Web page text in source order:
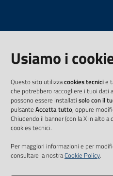
Usiamo i
Questo sito utilizzacookies tecnicie
che potrebbero raccogliere i tuoi dati
possono essere installati solo con il
pulsante Accetta tutto, oppure
Chiudendo il banner (con la X in alto
cookies tecnici.
Per maggiori informazioni e per
consultare la nostraCookie Policy.